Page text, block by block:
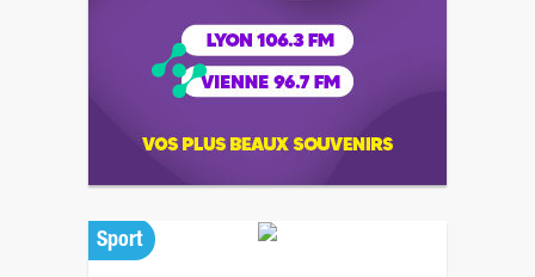
Sport